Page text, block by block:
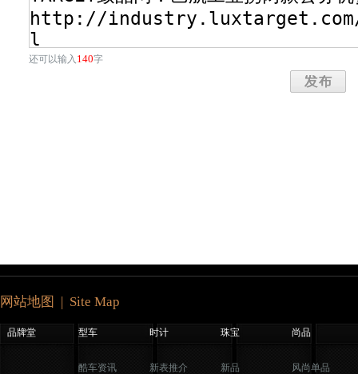
还可以输入 140字
网站地图 | Site Map
品牌堂 型车 时计 珠宝 尚品
酷车资讯 新表推介 新品 风尚单品